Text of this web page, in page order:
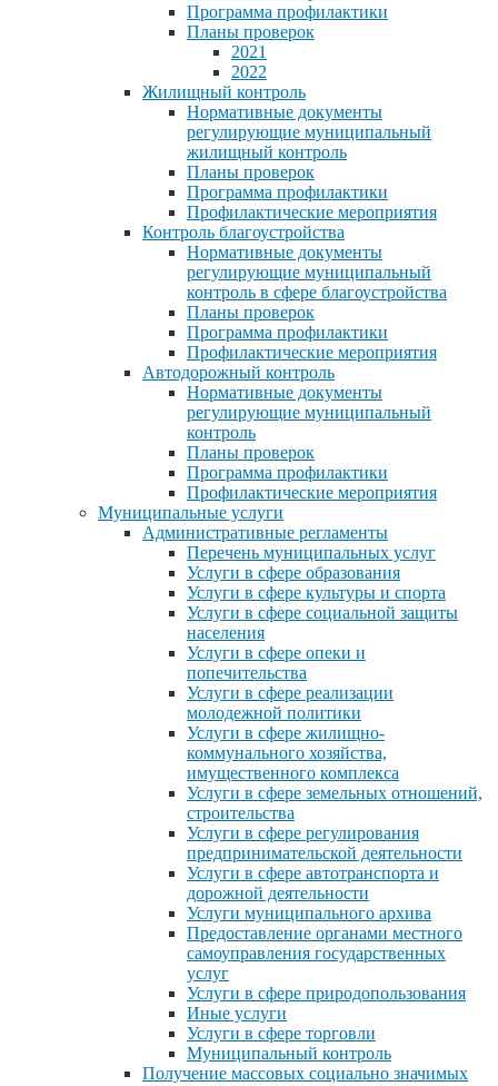
Программа профилактики
Планы проверок
2021
2022
Жилищный контроль
Нормативные документы
регулирующие муниципальный
жилищный контроль
Планы проверок
Программа профилактики
Профилактические мероприятия
Контроль благоустройства
Нормативные документы
регулирующие муниципальный
контроль в сфере благоустройства
Планы проверок
Программа профилактики
Профилактические мероприятия
Автодорожный контроль
Нормативные документы
регулирующие муниципальный
контроль
Планы проверок
Программа профилактики
Профилактические мероприятия
Муниципальные услуги
Административные регламенты
Перечень муниципальных услуг
Услуги в сфере образования
Услуги в сфере культуры и спорта
Услуги в сфере социальной защиты
населения
Услуги в сфере опеки и
попечительства
Услуги в сфере реализации
молодежной политики
Услуги в сфере жилищно-
коммунального хозяйства,
имущественного комплекса
Услуги в сфере земельных отношений,
строительства
Услуги в сфере регулирования
предпринимательской деятельности
Услуги в сфере автотранспорта и
дорожной деятельности
Услуги муниципального архива
Предоставление органами местного
самоуправления государственных
услуг
Услуги в сфере природопользования
Иные услуги
Услуги в сфере торговли
Муниципальный контроль
Получение массовых социально значимых